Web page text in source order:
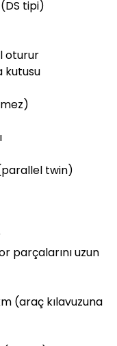
tipi)
oturur
kutusu
twin)
parçalarını uzun
(araç kılavuzuna